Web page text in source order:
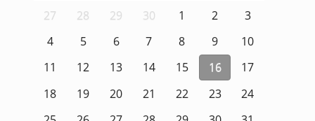
27 28 29 30 1 2
3
4
5 6 7 8 9
10
11
12 13 14 15 16
17
18
19 20 21 22 23
24